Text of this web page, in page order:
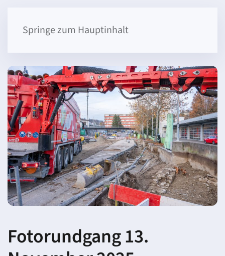
Springe zum Hauptinhalt
Fotorundgang 13.